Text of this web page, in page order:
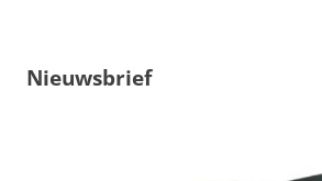
Nieuwsbrief